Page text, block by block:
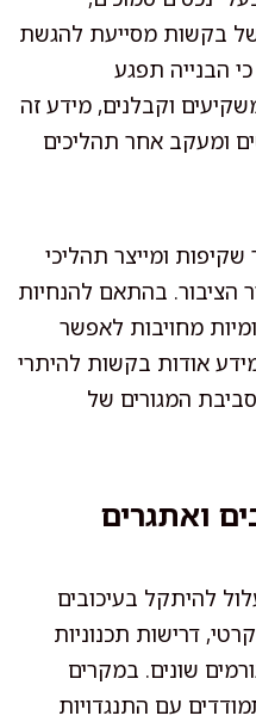
בקשות מסייעת להגשת
הבנייה תפגע
וקבלנים, מידע זה
ומעקב אחר תהליכים
ומייצר תהליכי
הציבור. בהתאם להנחיות
מחויבות לאפשר
אודות בקשות להיתרי
המגורים של
ואתגרים
להיתקל בעיכובים
דרישות תכנוניות
שונים. במקרים
עם התנגדויות